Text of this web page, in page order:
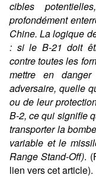
cibles
profondément
Chine. La logique
: si le B-21 doit
contre toutes les
mettre en
adversaire, quelle
ou de leur
B-2, ce qui signifie
transporter la
variable et le
Range Stand-Off).
lien vers cet article).